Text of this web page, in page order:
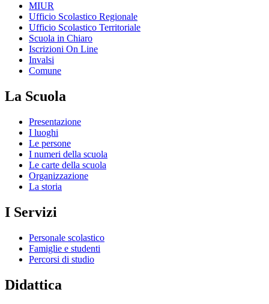
MIUR
Ufficio Scolastico Regionale
Ufficio Scolastico Territoriale
Scuola in Chiaro
Iscrizioni On Line
Invalsi
Comune
La Scuola
Presentazione
I luoghi
Le persone
I numeri della scuola
Le carte della scuola
Organizzazione
La storia
I Servizi
Personale scolastico
Famiglie e studenti
Percorsi di studio
Didattica